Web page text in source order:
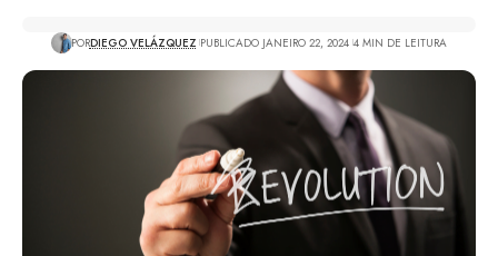
PORDIEGO VELÁZQUEZ PUBLICADO JANEIRO 22, 2024 4 MIN DE LEITURA